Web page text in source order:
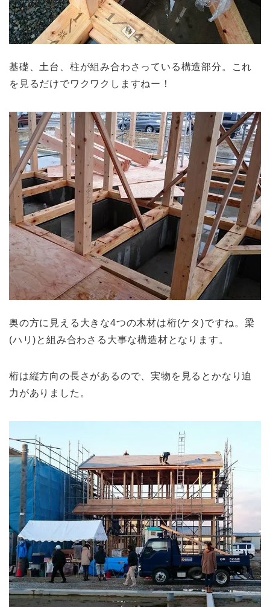
基礎、土台、柱が組み合わさっている構造部分。これ
を見るだけでワクワクしますねー！
奥の方に見える大きな4つの木材は桁(ケタ)ですね。梁
(ハリ)と組み合わさる大事な構造材となります。
桁は縦方向の長さがあるので、実物を見るとかなり迫
力がありました。